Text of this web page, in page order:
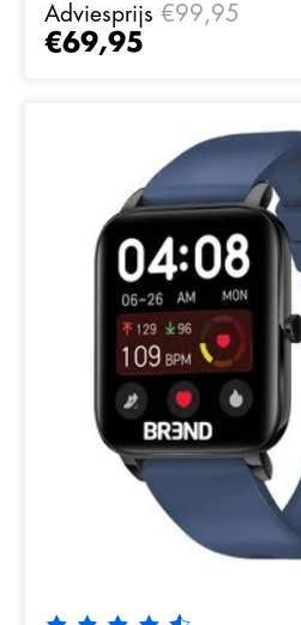
Adviesprijs €99,95
€69,95